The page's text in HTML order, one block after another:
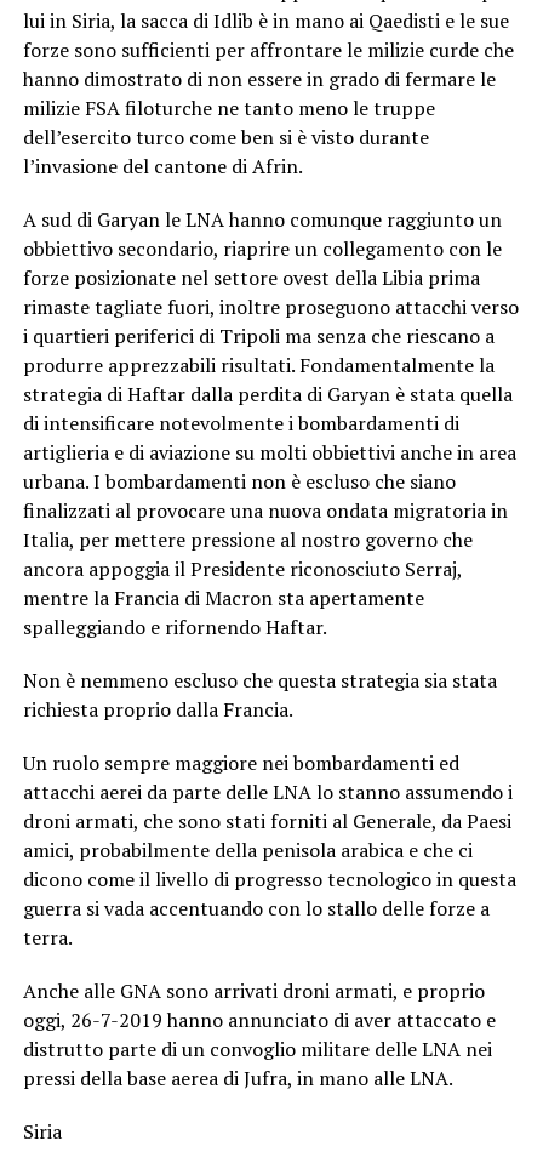
lui in Siria, la sacca di Idlib è in mano ai Qaedisti e le sue
forze sono sufficienti per affrontare le milizie curde che
hanno dimostrato di non essere in grado di fermare le
milizie FSA filoturche ne tanto meno le truppe
dell’esercito turco come ben si è visto durante
l’invasione del cantone di Afrin.
A sud di Garyan le LNA hanno comunque raggiunto un
obbiettivo secondario, riaprire un collegamento con le
forze posizionate nel settore ovest della Libia prima
rimaste tagliate fuori, inoltre proseguono attacchi verso
i quartieri periferici di Tripoli ma senza che riescano a
produrre apprezzabili risultati. Fondamentalmente la
strategia di Haftar dalla perdita di Garyan è stata quella
di intensificare notevolmente i bombardamenti di
artiglieria e di aviazione su molti obbiettivi anche in area
urbana. I bombardamenti non è escluso che siano
finalizzati al provocare una nuova ondata migratoria in
Italia, per mettere pressione al nostro governo che
ancora appoggia il Presidente riconosciuto Serraj,
mentre la Francia di Macron sta apertamente
spalleggiando e rifornendo Haftar.
Non è nemmeno escluso che questa strategia sia stata
richiesta proprio dalla Francia.
Un ruolo sempre maggiore nei bombardamenti ed
attacchi aerei da parte delle LNA lo stanno assumendo i
droni armati, che sono stati forniti al Generale, da Paesi
amici, probabilmente della penisola arabica e che ci
dicono come il livello di progresso tecnologico in questa
guerra si vada accentuando con lo stallo delle forze a
terra.
Anche alle GNA sono arrivati droni armati, e proprio
oggi, 26-7-2019 hanno annunciato di aver attaccato e
distrutto parte di un convoglio militare delle LNA nei
pressi della base aerea di Jufra, in mano alle LNA.
Siria